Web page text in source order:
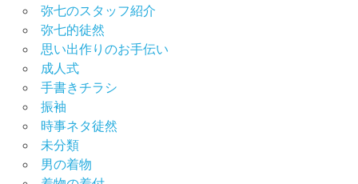
弥七のスタッフ紹介
弥七的徒然
思い出作りのお手伝い
成人式
手書きチラシ
振袖
時事ネタ徒然
未分類
男の着物